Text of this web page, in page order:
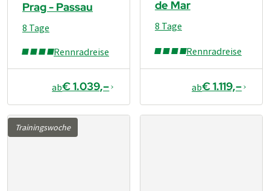
Prag - Passau
Rennradreise
8 Tage
ab€ 1.039,–
de Mar
Rennradreise
8 Tage
ab€ 1.119,–
Trainingswoche